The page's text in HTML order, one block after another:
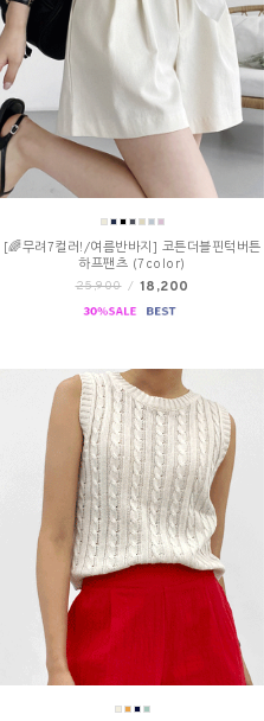
[🌈무려7컬러!/여름반바지] 코튼더블핀턱버튼
하프팬츠 (7color)
25,900 / 18,200